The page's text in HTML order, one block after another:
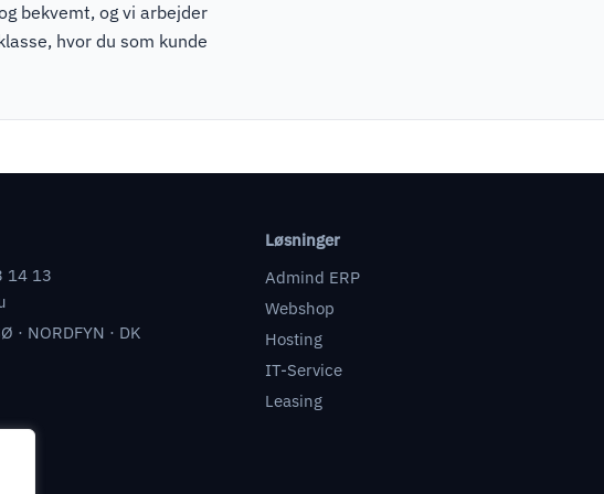
bekvemt, og vi arbejder
hvor du som kunde
14 13
· NORDFYN · DK
Løsninger
Admind ERP
Webshop
Hosting
IT-Service
Leasing